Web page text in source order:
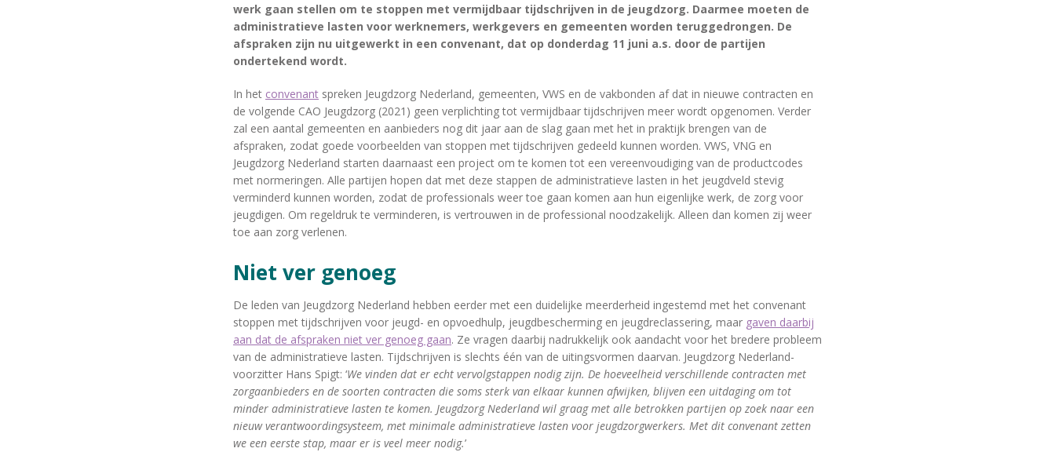
werk gaan stellen om te stoppen met vermijdbaar tijdschrijven in de jeugdzorg. Daarmee moeten de
administratieve lasten voor werknemers, werkgevers en gemeenten worden teruggedrongen. De
afspraken zijn nu uitgewerkt in een convenant, dat op donderdag 11 juni a.s. door de partijen
ondertekend wordt.
In het convenant spreken Jeugdzorg Nederland, gemeenten, VWS en de vakbonden af dat in nieuwe contracten en
de volgende CAO Jeugdzorg (2021) geen verplichting tot vermijdbaar tijdschrijven meer wordt opgenomen. Verder
zal een aantal gemeenten en aanbieders nog dit jaar aan de slag gaan met het in praktijk brengen van de
afspraken, zodat goede voorbeelden van stoppen met tijdschrijven gedeeld kunnen worden. VWS, VNG en
Jeugdzorg Nederland starten daarnaast een project om te komen tot een vereenvoudiging van de productcodes
met normeringen. Alle partijen hopen dat met deze stappen de administratieve lasten in het jeugdveld stevig
verminderd kunnen worden, zodat de professionals weer toe gaan komen aan hun eigenlijke werk, de zorg voor
jeugdigen. Om regeldruk te verminderen, is vertrouwen in de professional noodzakelijk. Alleen dan komen zij weer
toe aan zorg verlenen.
Niet ver genoeg
De leden van Jeugdzorg Nederland hebben eerder met een duidelijke meerderheid ingestemd met het convenant
stoppen met tijdschrijven voor jeugd- en opvoedhulp, jeugdbescherming en jeugdreclassering, maar gaven daarbij
aan dat de afspraken niet ver genoeg gaan. Ze vragen daarbij nadrukkelijk ook aandacht voor het bredere probleem
van de administratieve lasten. Tijdschrijven is slechts één van de uitingsvormen daarvan. Jeugdzorg Nederland-
voorzitter Hans Spigt: ‘We vinden dat er echt vervolgstappen nodig zijn. De hoeveelheid verschillende contracten met
zorgaanbieders en de soorten contracten die soms sterk van elkaar kunnen afwijken, blijven een uitdaging om tot
minder administratieve lasten te komen. Jeugdzorg Nederland wil graag met alle betrokken partijen op zoek naar een
nieuw verantwoordingsysteem, met minimale administratieve lasten voor jeugdzorgwerkers. Met dit convenant zetten
we een eerste stap, maar er is veel meer nodig.’